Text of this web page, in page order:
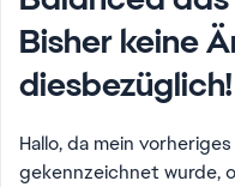
Bisher keine
diesbezüglich!
Hallo, da mein vorheriges Thema einfach als gelöst
gekennzeichnet wurde,